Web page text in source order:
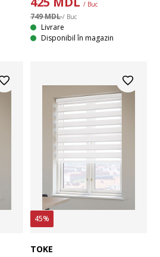
/ Buc
749 MDL/ Buc
Livrare
Disponibil în magazin
45%
TOKE